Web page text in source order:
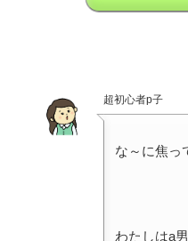
超初心者p子
な～に焦っ
わたしはa